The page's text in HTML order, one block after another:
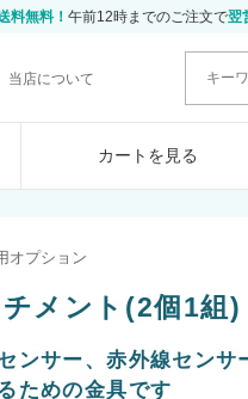
料無料！ 午前12時までのご注文で翌
当店について
カートを見る
オプション
メント(2個1組
ンサー、赤外線セン
ための金具です